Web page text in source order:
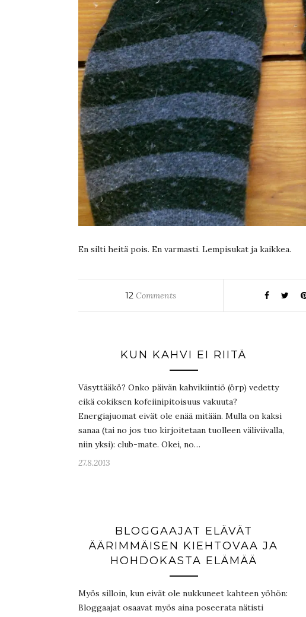
En silti heitä pois. En varmasti. Lempisukat ja kaikkea.
12 Comments
KUN KAHVI EI RIITÄ
Väsyttääkö? Onko päivän kahvikiintiö (örp) vedetty
eikä cokiksen kofeiinipitoisuus vakuuta?
Energiajuomat eivät ole enää mitään. Mulla on kaksi
sanaa (tai no jos tuo kirjoitetaan tuolleen väliviivalla,
niin yksi): club-mate. Okei, no…
27.8.2013
BLOGGAAJAT ELÄVÄT
ÄÄRIMMÄISEN KIEHTOVAA JA
HOHDOKASTA ELÄMÄÄ
Myös silloin, kun eivät ole nukkuneet kahteen yöhön:
Bloggaajat osaavat myös aina poseerata nätisti